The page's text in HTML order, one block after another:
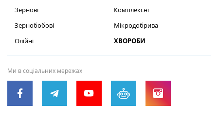
Зернові
Зернобобові
Олійні
Комплексні
Мікродобрива
ХВОРОБИ
Ми в соціальних мережах